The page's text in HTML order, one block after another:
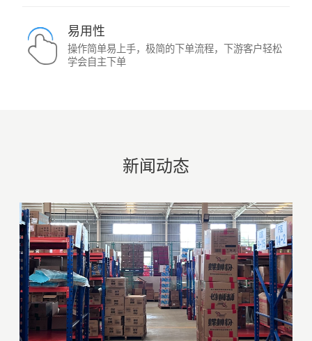
易用性
操作简单易上手，极简的下单流程，下游客户轻松
学会自主下单
新闻动态